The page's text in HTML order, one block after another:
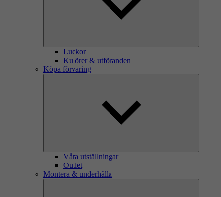
Luckor
Kulörer & utföranden
Köpa förvaring
Våra utställningar
Outlet
Montera & underhålla